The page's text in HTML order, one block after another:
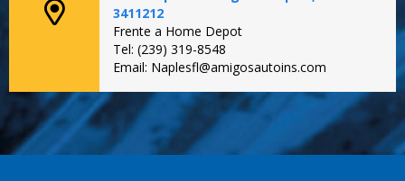
3411212
Frente a Home Depot
Tel: (239) 319-8548
Email: Naplesfl@amigosautoins.com